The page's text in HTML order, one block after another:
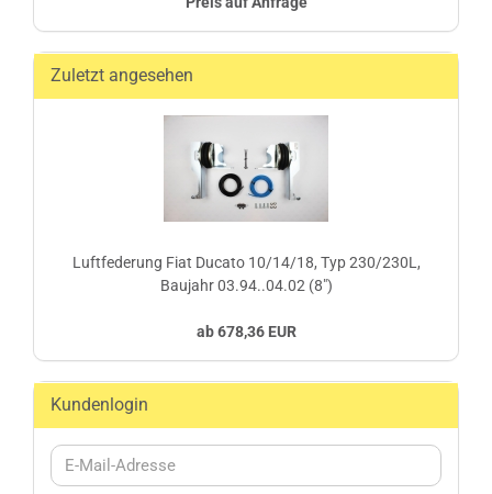
Zuletzt angesehen
Luftfederung Fiat Ducato 10/14/18, Typ 230/230L,
Baujahr 03.94..04.02 (8")
ab 678,36 EUR
Kundenlogin
E-
Mail-